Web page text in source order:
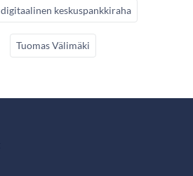
digitaalinen keskuspankkiraha
Tuomas Välimäki